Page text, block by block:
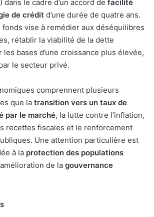
dans le cadre d’un accord de facilité
de crédit d’une durée de quatre ans.
vise à remédier aux déséquilibres
rétablir la viabilité de la dette
bases d’une croissance plus élevée,
le secteur privé.
comprennent plusieurs
que la transition vers un taux de
par le marché, la lutte contre l’inflation,
recettes fiscales et le renforcement
Une attention particulière est
à la protection des populations
de la gouvernance